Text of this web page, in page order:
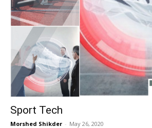
Sport Tech
Morshed Shikder - May 26, 2020